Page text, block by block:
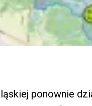
ponownie